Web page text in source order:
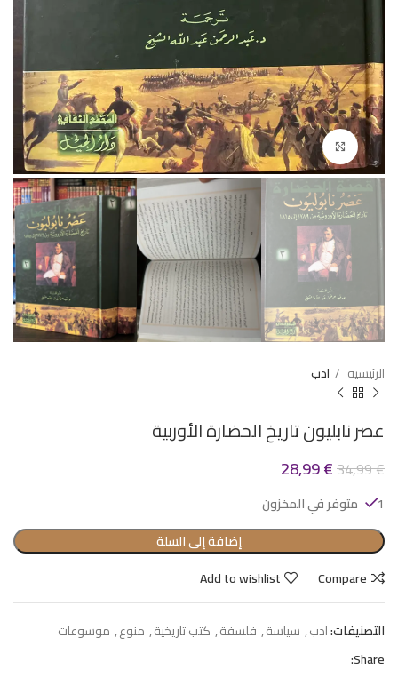
Click to enlarge
الرئيسية ادب
عصر نابليون تاريخ الحضارة الأوربية
34,99€
28,99€
1 متوفر في المخزون
إضافة إلى السلة
Compare
Add to wishlist
التصنيفات:ادب, سياسة, فلسفة, كتب تاريخية, منوع, موسوعات
Share: